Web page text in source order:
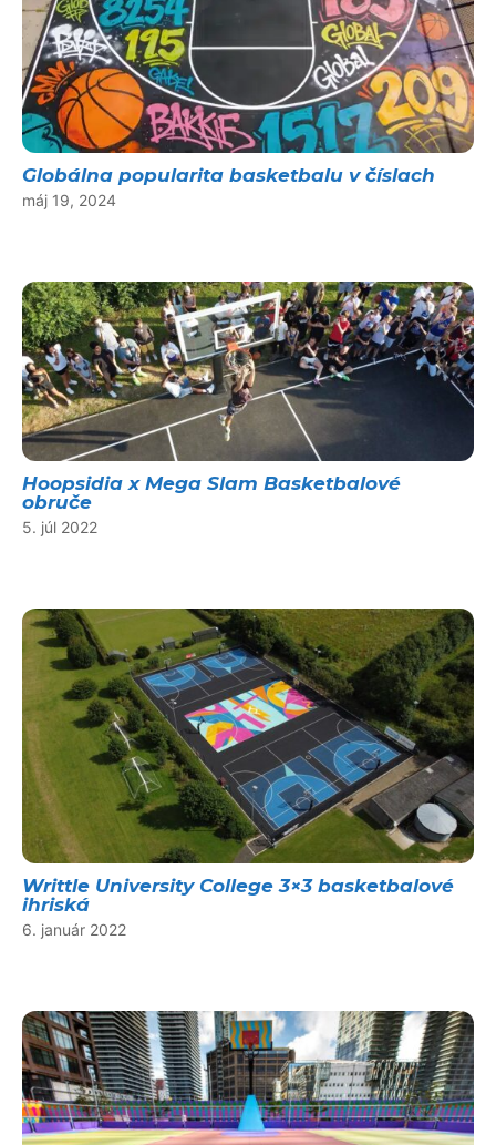
Globálna popularita basketbalu v číslach
máj 19, 2024
Hoopsidia x Mega Slam Basketbalové
obruče
5. júl 2022
Writtle University College 3×3 basketbalové
ihriská
6. január 2022